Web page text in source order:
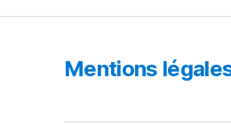
Mentions